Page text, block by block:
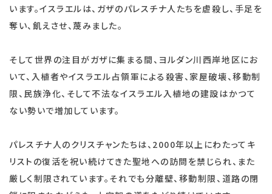
います。イスラエルは、ガザのパレスチナ人たちを虐殺し、手足を
奪い、飢えさせ、蔑みました。
そして世界の注目がガザに集まる間、ヨルダン川西岸地区にお
いて、入植者やイスラエル占領軍による殺害、家屋破壊、移動制
限、民族浄化、そして不法なイスラエル入植地の建設はかつて
ない勢いで増加しています。
パレスチナ人のクリスチャンたちは、2000年以上にわたってキ
リストの復活を祝い続けてきた聖地への訪問を禁じられ、また
厳しく制限されています。それでも分離壁、移動制限、道路の閉